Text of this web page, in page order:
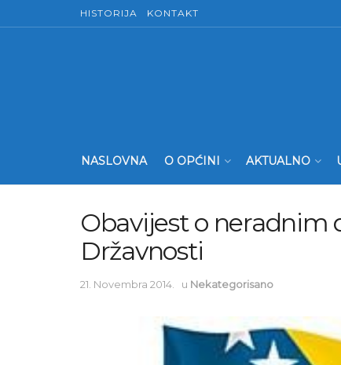
HISTORIJA KONTAKT
NASLOVNA O OPĆINI AKTUALNO
Obavijest o neradnim
Državnosti
21. Novembra 2014. u Nekategorisano